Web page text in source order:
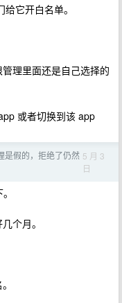
它开白名单。
理里面还是自己选择的
或者切换到该 app
是假的，拒绝了仍然 5 月 3
日
个月。